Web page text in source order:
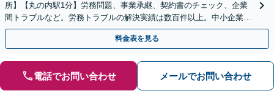
所】【丸の内駅1分】労務問題、事業承継、契約書のチェック、企業
間トラブルなど。労務トラブルの解決実績は数百件以上。中小企業家
同友会に所属しセミナー講師なども担当
料金表を見る
電話でお問い合わせ メールでお問い合わせ